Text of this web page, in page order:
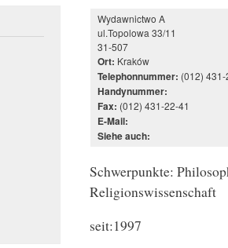
Wydawnictwo A
ul.Topolowa 33/11
31-507
Ort: Kraków
Telephonnummer: (012)
Handynummer:
Fax: (012) 431-22-41
E-Mail:
Siehe auch:
Schwerpunkte:
Religionswissenschaft
seit:1997